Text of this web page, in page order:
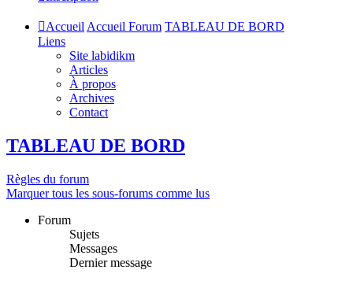
Accueil Accueil Forum TABLEAU DE BORD
Liens
Site labidikm
Articles
À propos
Archives
Contact
TABLEAU DE BORD
Règles du forum
Marquer tous les sous-forums comme lus
Forum
Sujets
Messages
Dernier message